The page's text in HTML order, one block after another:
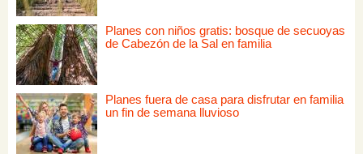
Planes con niños gratis: bosque de secuoyas
de Cabezón de la Sal en familia
Planes fuera de casa para disfrutar en familia
un fin de semana lluvioso